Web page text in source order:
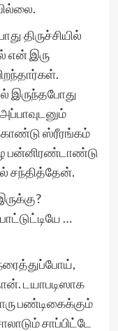
திருச்சியில்
என் இரு
இருந்தபோது
ஸ்ரீரங்கம்
பன்னிரண்டாண்டு
சந்தித்தேன்.
…
டயாபடிஸாக
பண்டிகைக்கும்
சாப்பிட்டே